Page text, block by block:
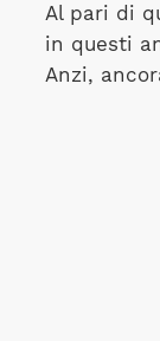
Al pari di
in questi
Anzi,